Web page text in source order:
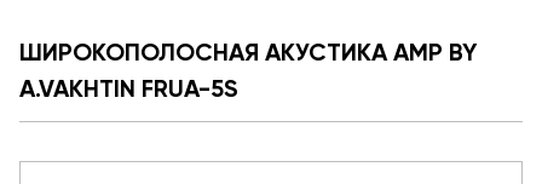
ШИРОКОПОЛОСНАЯ АКУСТИКА AMP BY
A.VAKHTIN FRUA-5S